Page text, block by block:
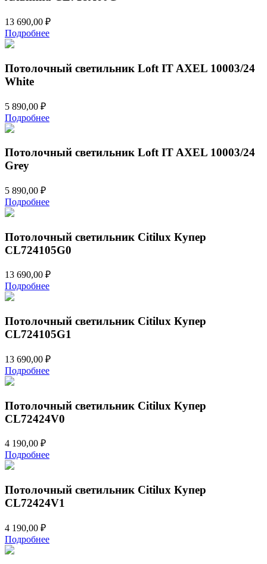
13 690,00 ₽
Подробнее
Потолочный светильник Loft IT AXEL 10003/24
White
5 890,00 ₽
Подробнее
Потолочный светильник Loft IT AXEL 10003/24
Grey
5 890,00 ₽
Подробнее
Потолочный светильник Citilux Купер
CL724105G0
13 690,00 ₽
Подробнее
Потолочный светильник Citilux Купер
CL724105G1
13 690,00 ₽
Подробнее
Потолочный светильник Citilux Купер
CL72424V0
4 190,00 ₽
Подробнее
Потолочный светильник Citilux Купер
CL72424V1
4 190,00 ₽
Подробнее